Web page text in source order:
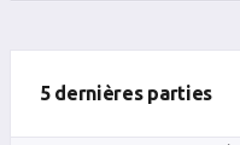
5 dernières parties